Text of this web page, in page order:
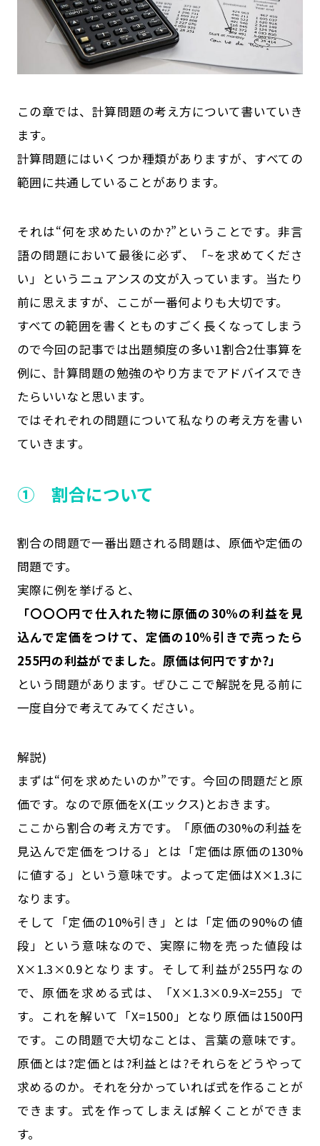
この章では、計算問題の考え方について書いていき
ます。
計算問題にはいくつか種類がありますが、すべての
範囲に共通していることがあります。
それは“何を求めたいのか?”ということです。非言
語の問題において最後に必ず、「~を求めてくださ
い」というニュアンスの文が入っています。当たり
前に思えますが、ここが一番何よりも大切です。
すべての範囲を書くとものすごく長くなってしまう
ので今回の記事では出題頻度の多い1割合2仕事算を
例に、計算問題の勉強のやり方までアドバイスでき
たらいいなと思います。
ではそれぞれの問題について私なりの考え方を書い
ていきます。
① 割合について
割合の問題で一番出題される問題は、原価や定価の
問題です。
実際に例を挙げると、
「〇〇〇円で仕入れた物に原価の30%の利益を見
込んで定価をつけて、定価の10%引きで売ったら
255円の利益がでました。原価は何円ですか?」
という問題があります。ぜひここで解説を見る前に
一度自分で考えてみてください。
解説)
まずは“何を求めたいのか”です。今回の問題だと原
価です。なので原価をX(エックス)とおきます。
ここから割合の考え方です。「原価の30%の利益を
見込んで定価をつける」とは「定価は原価の130%
に値する」という意味です。よって定価はX×1.3に
なります。
そして「定価の10%引き」とは「定価の90%の値
段」という意味なので、実際に物を売った値段は
X×1.3×0.9となります。そして利益が255円なの
で、原価を求める式は、「X×1.3×0.9-X=255」で
す。これを解いて「X=1500」となり原価は1500円
です。この問題で大切なことは、言葉の意味です。
原価とは?定価とは?利益とは?それらをどうやって
求めるのか。それを分かっていれば式を作ることが
できます。式を作ってしまえば解くことができま
す。